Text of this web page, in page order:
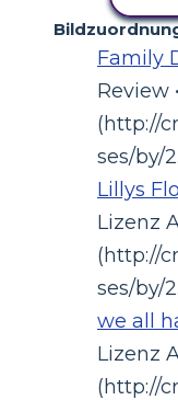
Family
Review
(http://
ses/by/
Lillys
Lizenz
(http://
ses/by/
we all
Lizenz
(http://